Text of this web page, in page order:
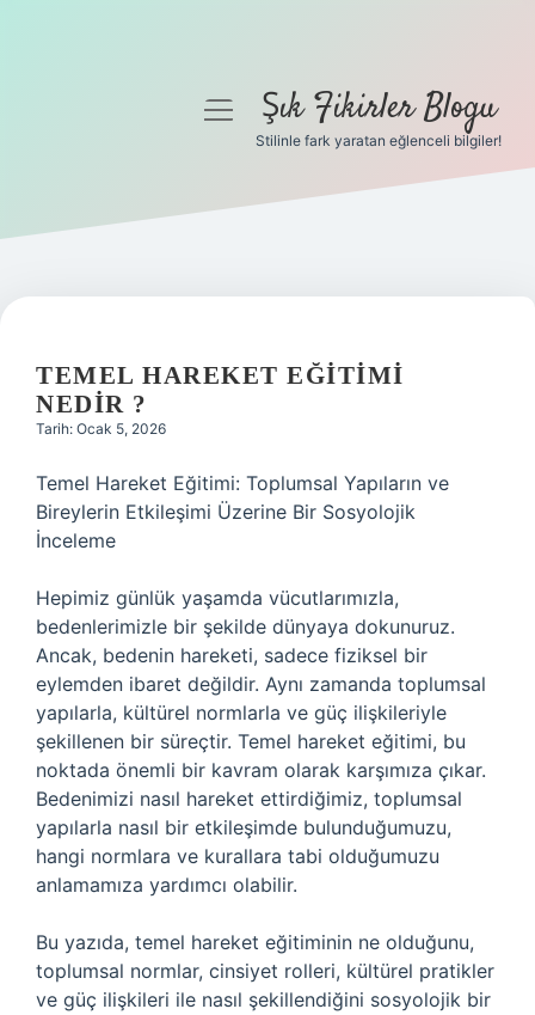
Gizlilik Politikası
Yasal Uyarı
menüyüŞık Fikirler Blogu
Stilinle fark yaratan eğlenceli bilgiler!
TEMEL HAREKET EĞITIMI
NEDIR ?
Tarih: Ocak 5, 2026
Temel Hareket Eğitimi: Toplumsal Yapıların ve
Bireylerin Etkileşimi Üzerine Bir Sosyolojik
İnceleme
Hepimiz günlük yaşamda vücutlarımızla,
bedenlerimizle bir şekilde dünyaya dokunuruz.
Ancak, bedenin hareketi, sadece fiziksel bir
eylemden ibaret değildir. Aynı zamanda toplumsal
yapılarla, kültürel normlarla ve güç ilişkileriyle
şekillenen bir süreçtir. Temel hareket eğitimi, bu
noktada önemli bir kavram olarak karşımıza çıkar.
Bedenimizi nasıl hareket ettirdiğimiz, toplumsal
yapılarla nasıl bir etkileşimde bulunduğumuzu,
hangi normlara ve kurallara tabi olduğumuzu
anlamamıza yardımcı olabilir.
Bu yazıda, temel hareket eğitiminin ne olduğunu,
toplumsal normlar, cinsiyet rolleri, kültürel pratikler
ve güç ilişkileri ile nasıl şekillendiğini sosyolojik bir